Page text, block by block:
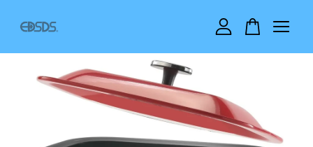
您的購物車目前還是空的。
繼續購物